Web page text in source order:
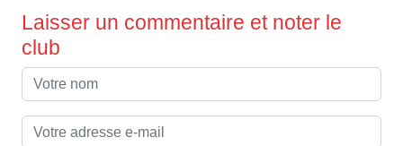
Laisser un commentaire et noter le
club